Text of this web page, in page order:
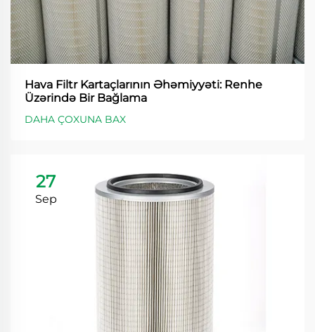
Hava Filtr Kartaçlarının Əhəmiyyəti: Renhe
Üzərində Bir Bağlama
DAHA ÇOXUNA BAX
27
Sep